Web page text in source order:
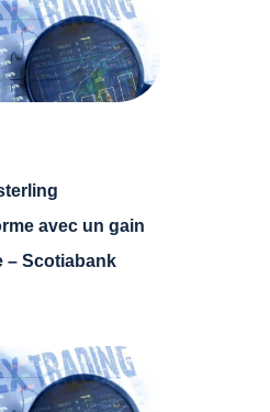
avec un gain
– Scotiabank